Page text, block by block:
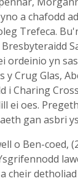
a chafodd
Trefeca.
ordeinio yn
y Crug Glas,
i Charing
ei oes.
gan asbri
o Ben-coed,
cheir